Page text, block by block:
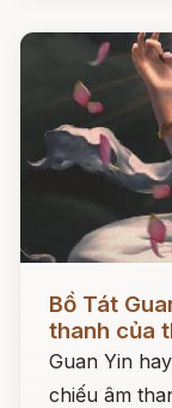
Đọc ngay
Bồ Tát
thanh của
Guan Yin
chiếu âm